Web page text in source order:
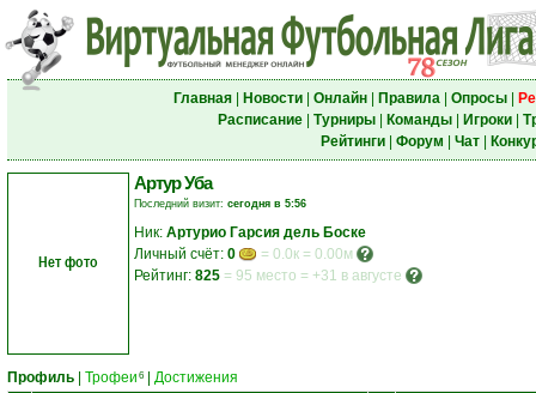
Главная| Новости| Онлайн| Правила| Опросы|
Расписание| Турниры| Команды| Игроки|
Рейтинги| Форум Чат|
Нет фото
Артур Уба
Последний визит: сегодня в 5:56
Ник: Артурио Гарсия дель Боске
Личный счёт: 0
= 0.0к = 0.00м
Рейтинг: 825 = 95 место = +31 в августе
Профиль Трофеи 6
Достижения